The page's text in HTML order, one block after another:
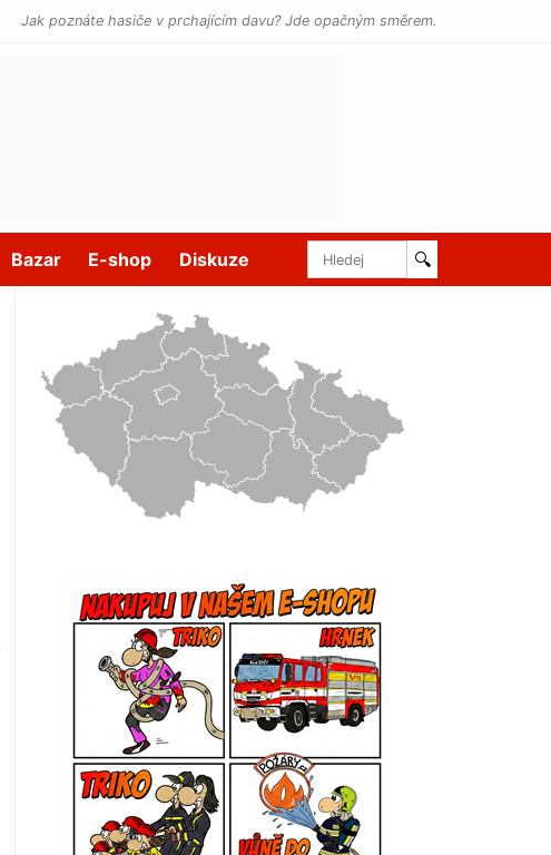
Jak poznáte hasiče v prchajícím davu? Jde opačným směrem.
Bazar E-shop Diskuze 🔍